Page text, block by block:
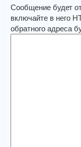
Сообщение будет
включайте в него
обратного адреса